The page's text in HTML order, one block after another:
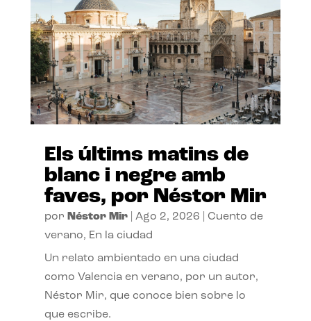
Els últims matins de
blanc i negre amb
faves, por Néstor Mir
por Néstor Mir| Ago 2, 2026
Cuento de
verano, En la ciudad
Un relato ambientado en una ciudad
como Valencia en verano, por un autor,
Néstor Mir, que conoce bien sobre lo
que escribe.